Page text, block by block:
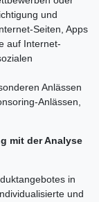
und
Seiten, Apps
auf Internet-
Anlässen
Anlässen,
mit der Analyse
in
und